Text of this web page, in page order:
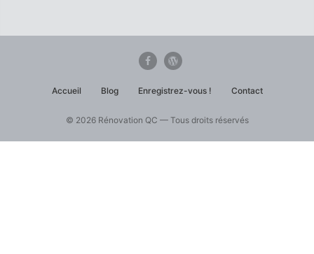
Accueil Blog Enregistrez-vous ! Contact
© 2026 Rénovation QC — Tous droits réservés